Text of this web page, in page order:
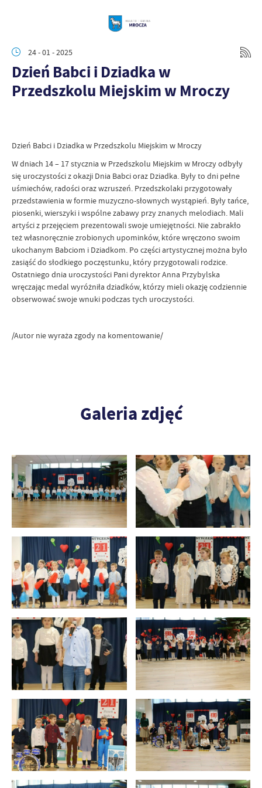
24 - 01 - 2025
Dzień Babci i Dziadka w
Przedszkolu Miejskim w Mroczy
Dzień Babci i Dziadka w Przedszkolu Miejskim w Mroczy
W dniach 14 – 17 stycznia w Przedszkolu Miejskim w Mroczy odbyły
się uroczystości z okazji Dnia Babci oraz Dziadka. Były to dni pełne
uśmiechów, radości oraz wzruszeń. Przedszkolaki przygotowały
przedstawienia w formie muzyczno-słownych wystąpień. Były tańce,
piosenki, wierszyki i wspólne zabawy przy znanych melodiach. Mali
artyści z przejęciem prezentowali swoje umiejętności. Nie zabrakło
też własnoręcznie zrobionych upominków, które wręczono swoim
ukochanym Babciom i Dziadkom. Po części artystycznej można było
zasiąść do słodkiego poczęstunku, który przygotowali rodzice.
Ostatniego dnia uroczystości Pani dyrektor Anna Przybylska
wręczając medal wyróżniła dziadków, którzy mieli okazję codziennie
obserwować swoje wnuki podczas tych uroczystości.
/Autor nie wyraża zgody na komentowanie/
Galeria zdjęć